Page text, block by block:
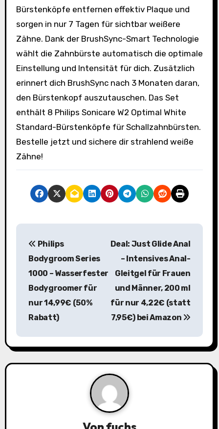
Bürstenköpfe entfernen effektiv Plaque und
sorgen in nur 7 Tagen für sichtbar weißere
Zähne. Dank der BrushSync-Smart Technologie
wählt die Zahnbürste automatisch die optimale
Einstellung und Intensität für dich. Zusätzlich
erinnert dich BrushSync nach 3 Monaten daran,
den Bürstenkopf auszutauschen. Das Set
enthält 8 Philips Sonicare W2 Optimal White
Standard-Bürstenköpfe für Schallzahnbürsten.
Bestelle jetzt und sichere dir strahlend weiße
Zähne!
B
a
g
Philips
Bodygroom Series
1000 – Wasserfester
Bodygroomer für
nur 14,99€ (50%
Rabatt)
Deal: Just Glide Anal
– Intensives Anal-
Gleitgel für Frauen
und Männer, 200 ml
für nur 4,22€ (statt
7,95€) bei Amazon